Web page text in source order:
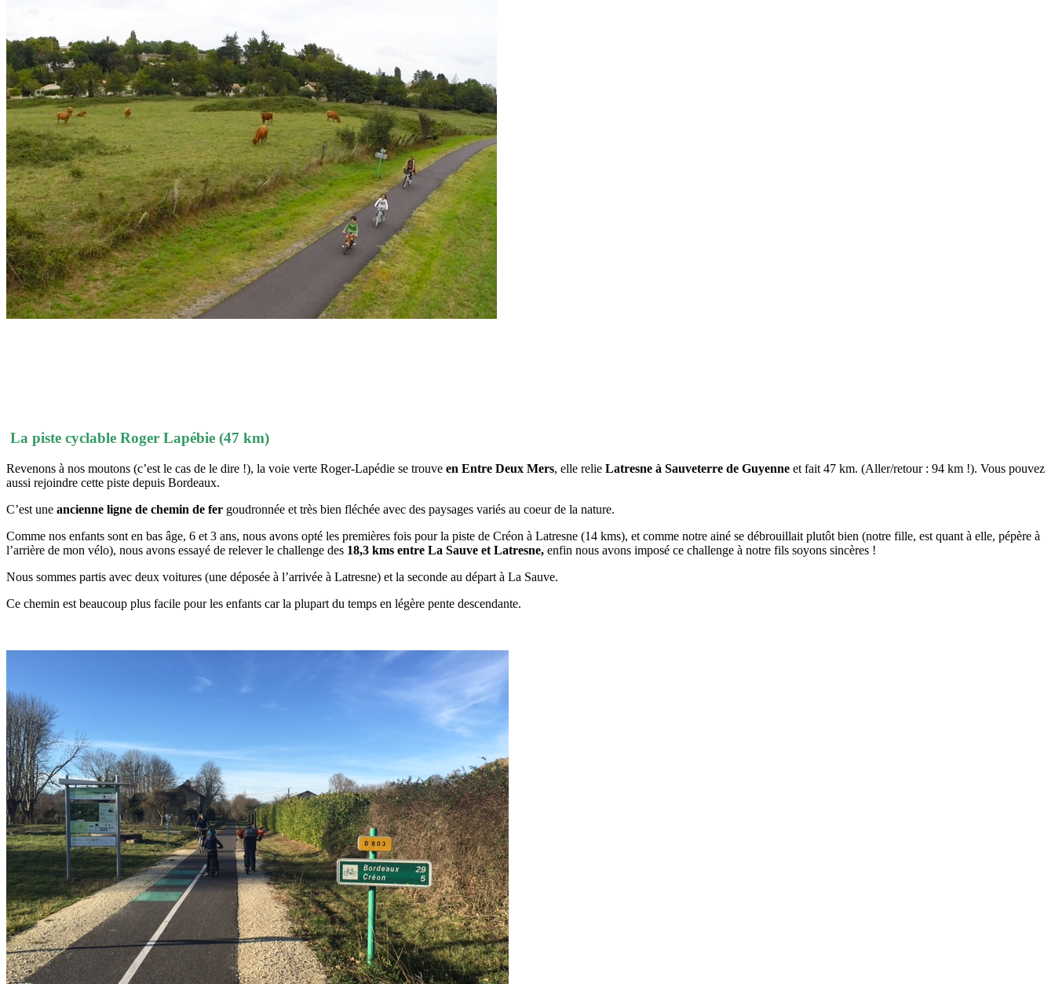
La piste cyclable Roger Lapébie (47 km)
Revenons à nos moutons (c’est le cas de le dire !), la voie verte Roger-Lapédie se trouve en Entre Deux Mers, elle relie Latresne à Sauveterre de Guyenne et fait 47 km. (Aller/retour : 94 km !). Vous pouvez
aussi rejoindre cette piste depuis Bordeaux.
C’est une ancienne ligne de chemin de fer goudronnée et très bien fléchée avec des paysages variés au coeur de la nature.
Comme nos enfants sont en bas âge, 6 et 3 ans, nous avons opté les premières fois pour la piste de Créon à Latresne (14 kms), et comme notre ainé se débrouillait plutôt bien (notre fille, est quant à elle, pépère à
l’arrière de mon vélo), nous avons essayé de relever le challenge des 18,3 kms entre La Sauve et Latresne, enfin nous avons imposé ce challenge à notre fils soyons sincères !
Nous sommes partis avec deux voitures (une déposée à l’arrivée à Latresne) et la seconde au départ à La Sauve.
Ce chemin est beaucoup plus facile pour les enfants car la plupart du temps en légère pente descendante.